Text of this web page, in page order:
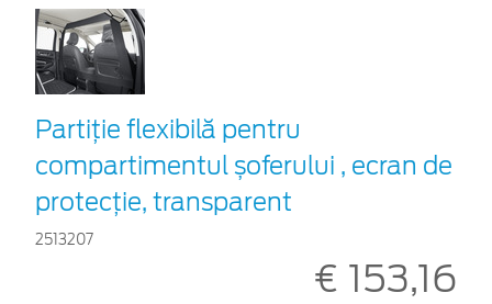
Partiție flexibilă pentru
compartimentul șoferului , ecran de
protecție, transparent
2513207
€ 153,16